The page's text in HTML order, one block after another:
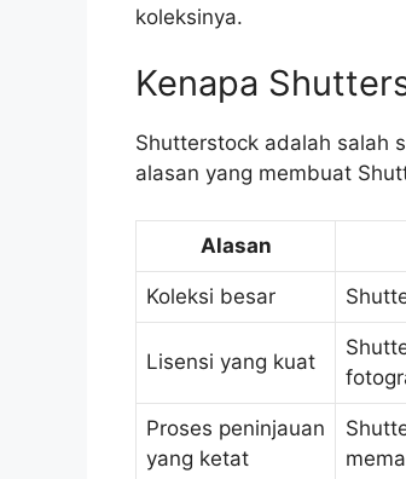
koleksinya.
Kenapa
Shutterstock adalah salah
alasan yang membuat
Alasan
Koleksi besar
Lisensi yang kuat
Proses peninjauan
yang ketat